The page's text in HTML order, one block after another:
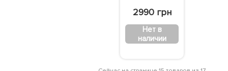
2990 грн
Нет в
наличии